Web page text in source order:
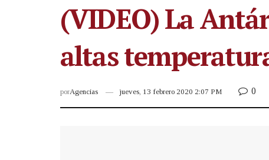
(VIDEO) La
altas
porAgencias jueves, 13 febrero 2020 2:07 PM 0